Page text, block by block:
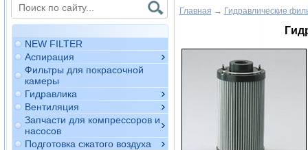
NEW FILTER
Аспирация
Фильтры для покрасочной
камеры
Гидравлика
Вентиляция
Запчасти для компрессоров и
насосов
Подготовка сжатого воздуха
Главная → Гидравлические